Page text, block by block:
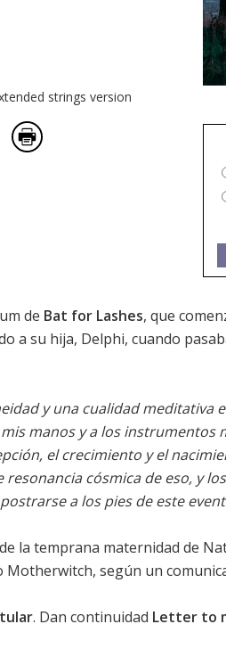
strings version
de Bat for Lashes, que
a su hija, Delphi, cuando
y una cualidad meditativa
manos y a los instrumentos
el crecimiento y el
cósmica de eso, y
a los pies de este
la temprana maternidad de
según un
. Dan continuidad Letter to